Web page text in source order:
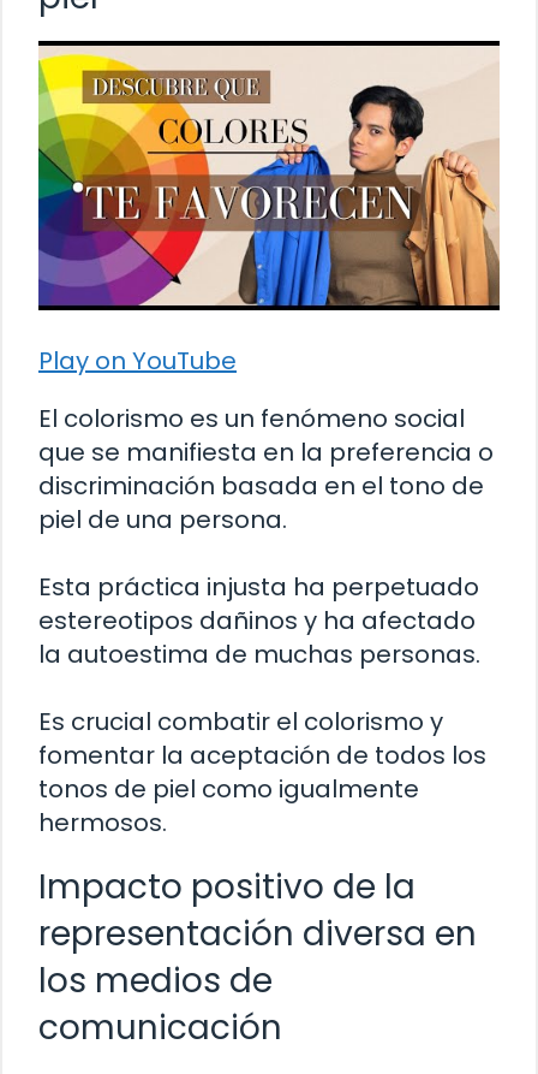
Play on YouTube
El colorismo es un fenómeno social
que se manifiesta en la preferencia o
discriminación basada en el tono de
piel de una persona.
Esta práctica injusta ha perpetuado
estereotipos dañinos y ha afectado
la autoestima de muchas personas.
Es crucial combatir el colorismo y
fomentar la aceptación de todos los
tonos de piel como igualmente
hermosos.
Impacto positivo de la
representación diversa en
los medios de
comunicación